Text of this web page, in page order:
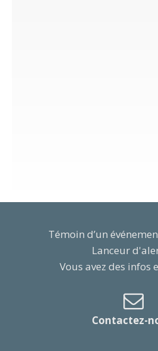
Témoin d’un
Lanceur
Vous avez des infos
Contactez-